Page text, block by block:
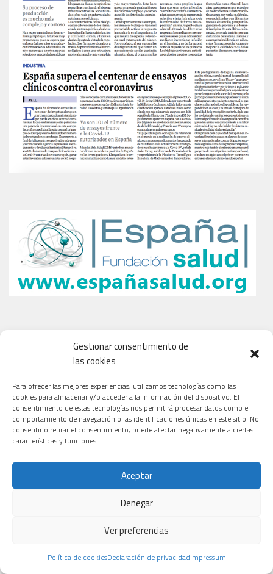
Gestionar consentimiento de
las cookies
Para ofrecer las mejores experiencias, utilizamos tecnologías como las
cookies para almacenar y/o acceder a la información del dispositivo. El
consentimiento de estas tecnologías nos permitirá procesar datos como el
comportamiento de navegación o las identificaciones únicas en este sitio. No
consentir o retirar el consentimiento, puede afectar negativamente a ciertas
características y funciones.
Aceptar
Denegar
Ver preferencias
Política de cookiesDeclaración de privacidadImpressum